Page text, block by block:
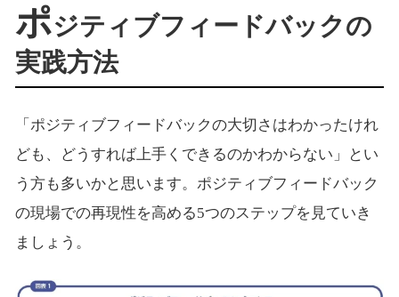
ポジティブフィードバックの
実践方法
「ポジティブフィードバックの大切さはわかったけれ
ども、どうすれば上手くできるのかわからない」とい
う方も多いかと思います。ポジティブフィードバック
の現場での再現性を高める5つのステップを見ていき
ましょう。